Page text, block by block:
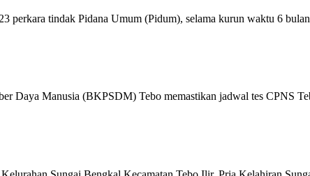
tindak Pidana Umum (Pidum), selama kurun waktu 6
Daya Manusia (BKPSDM) Tebo memastikan jadwal tes CPNS